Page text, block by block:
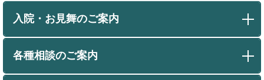
入院・お見舞のご案内
各種相談のご案内